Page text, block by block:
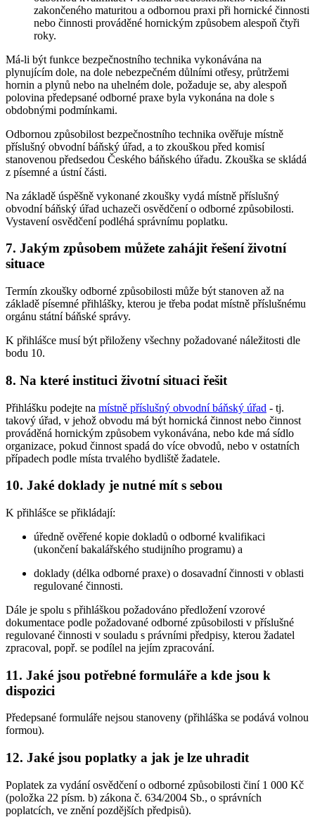
zakončeného maturitou a odbornou praxi při hornické činnosti
nebo činnosti prováděné hornickým způsobem alespoň čtyři
roky.
Má-li být funkce bezpečnostního technika vykonávána na
plynujícím dole, na dole nebezpečném důlními otřesy, průtržemi
hornin a plynů nebo na uhelném dole, požaduje se, aby alespoň
polovina předepsané odborné praxe byla vykonána na dole s
obdobnými podmínkami.
Odbornou způsobilost bezpečnostního technika ověřuje místně
příslušný obvodní báňský úřad, a to zkouškou před komisí
stanovenou předsedou Českého báňského úřadu. Zkouška se skládá
z písemné a ústní části.
Na základě úspěšně vykonané zkoušky vydá místně příslušný
obvodní báňský úřad uchazeči osvědčení o odborné způsobilosti.
Vystavení osvědčení podléhá správnímu poplatku.
7. Jakým způsobem můžete zahájit řešení životní
situace
Termín zkoušky odborné způsobilosti může být stanoven až na
základě písemné přihlášky, kterou je třeba podat místně příslušnému
orgánu státní báňské správy.
K přihlášce musí být přiloženy všechny požadované náležitosti dle
bodu 10.
8. Na které instituci životní situaci řešit
Přihlášku podejte na místně příslušný obvodní báňský úřad - tj.
takový úřad, v jehož obvodu má být hornická činnost nebo činnost
prováděná hornickým způsobem vykonávána, nebo kde má sídlo
organizace, pokud činnost spadá do více obvodů, nebo v ostatních
případech podle místa trvalého bydliště žadatele.
10. Jaké doklady je nutné mít s sebou
K přihlášce se přikládají:
úředně ověřené kopie dokladů o odborné kvalifikaci
(ukončení bakalářského studijního programu) a
doklady (délka odborné praxe) o dosavadní činnosti v oblasti
regulované činnosti.
Dále je spolu s přihláškou požadováno předložení vzorové
dokumentace podle požadované odborné způsobilosti v příslušné
regulované činnosti v souladu s právními předpisy, kterou žadatel
zpracoval, popř. se podílel na jejím zpracování.
11. Jaké jsou potřebné formuláře a kde jsou k
dispozici
Předepsané formuláře nejsou stanoveny (přihláška se podává volnou
formou).
12. Jaké jsou poplatky a jak je lze uhradit
Poplatek za vydání osvědčení o odborné způsobilosti činí 1 000 Kč
(položka 22 písm. b) zákona č. 634/2004 Sb., o správních
poplatcích, ve znění pozdějších předpisů).